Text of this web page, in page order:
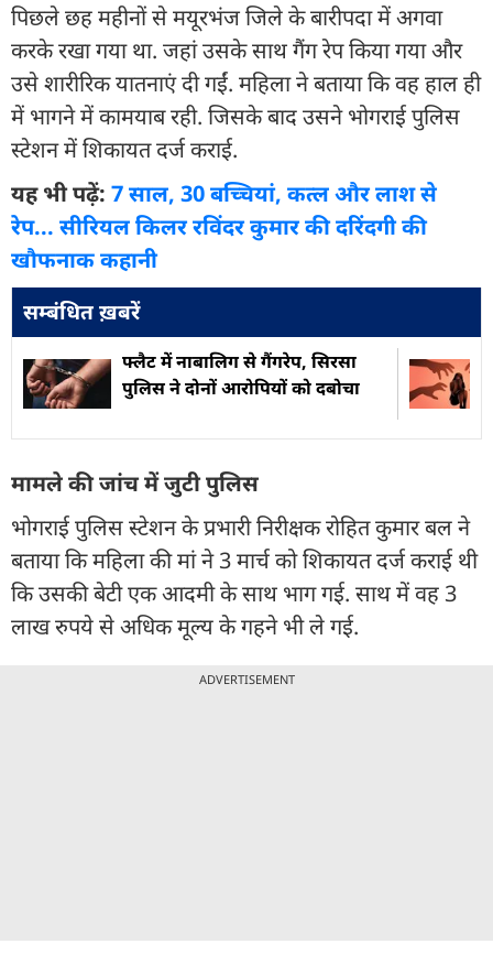
पिछले छह महीनों से मयूरभंज जिले के बारीपदा में अगवा
करके रखा गया था. जहां उसके साथ गैंग रेप किया गया और
उसे शारीरिक यातनाएं दी गईं. महिला ने बताया कि वह हाल ही
में भागने में कामयाब रही. जिसके बाद उसने भोगराई पुलिस
स्टेशन में शिकायत दर्ज कराई.
यह भी पढ़ें: 7 साल, 30 बच्चियां, कत्ल और लाश से
रेप... सीरियल किलर रविंदर कुमार की दरिंदगी की
खौफनाक कहानी
सम्बंधित ख़बरें
फ्लैट में नाबालिग से गैंगरेप, सिरसा
पुलिस ने दोनों आरोपियों को दबोचा
मामले की जांच में जुटी पुलिस
भोगराई पुलिस स्टेशन के प्रभारी निरीक्षक रोहित कुमार बल ने
बताया कि महिला की मां ने 3 मार्च को शिकायत दर्ज कराई थी
कि उसकी बेटी एक आदमी के साथ भाग गई. साथ में वह 3
लाख रुपये से अधिक मूल्य के गहने भी ले गई.
ADVERTISEMENT